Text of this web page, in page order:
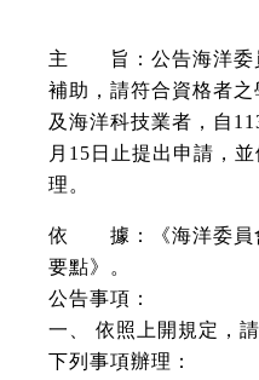
主 旨：公告海洋委
補助，請符合資格者
及海洋科技業者，自
月15日止提出申請，
理。
依 據：《海洋委員
要點》。
公告事項：
一、 依照上開規定，
下列事項辦理：